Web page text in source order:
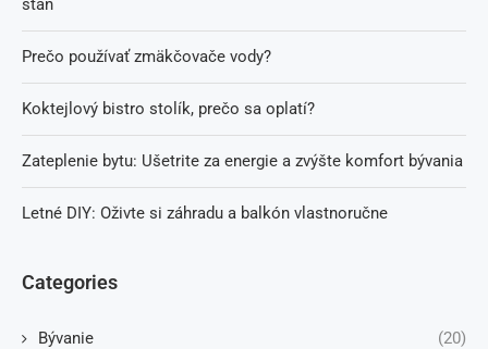
stan
Prečo používať zmäkčovače vody?
Koktejlový bistro stolík, prečo sa oplatí?
Zateplenie bytu: Ušetrite za energie a zvýšte komfort bývania
Letné DIY: Oživte si záhradu a balkón vlastnoručne
Categories
Bývanie (20)